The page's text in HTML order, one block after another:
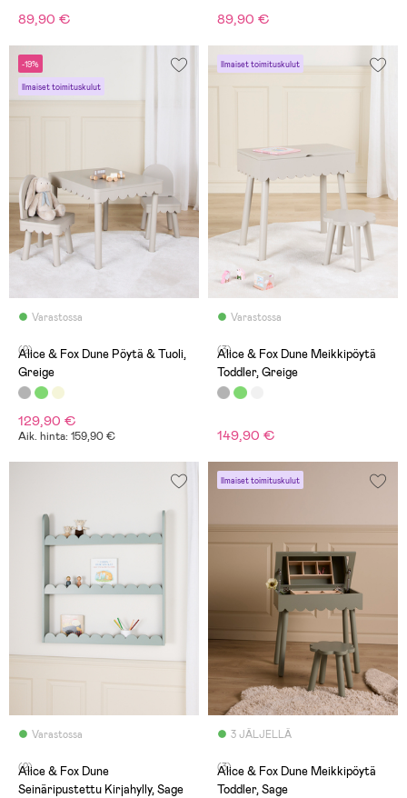
89,90 € 89,90 €
-19%
Ilmaiset toimituskulut
Varastossa
(2)
Alice & Fox Dune Pöytä & Tuoli,
Greige
129,90 €
Aik. hinta: 159,90 €
Ilmaiset toimituskulut
Varastossa
(3)
Alice & Fox Dune Meikkipöytä
Toddler, Greige
149,90 €
Varastossa
(2)
Alice & Fox Dune
Seinäripustettu Kirjahylly, Sage
Ilmaiset toimituskulut
3 JÄLJELLÄ
(3)
Alice & Fox Dune Meikkipöytä
Toddler, Sage